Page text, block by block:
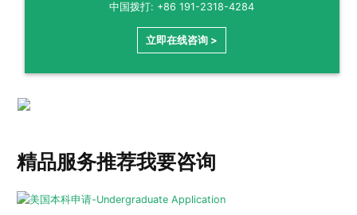
中国拨打: +86 191-2318-4284
立即在线咨询 >
精品服务推荐我要咨询